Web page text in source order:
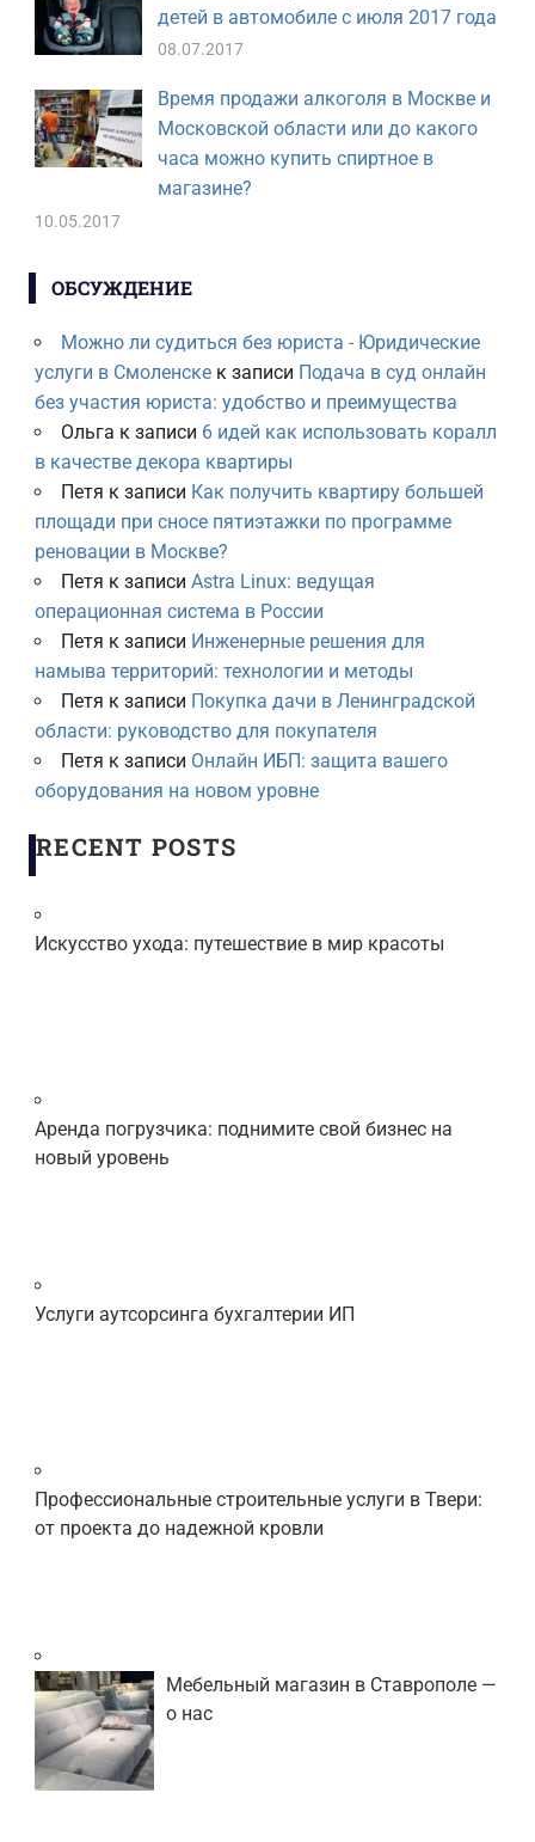
детей в автомобиле с июля 2017 года
08.07.2017
Время продажи алкоголя в Москве и
Московской области или до какого
часа можно купить спиртное в
магазине?
10.05.2017
ОБСУЖДЕНИЕ
Можно ли судиться без юриста - Юридические
услуги в Смоленскек записи Подача в суд онлайн
без участия юриста: удобство и преимущества
Ольга к записи 6 идей как использовать коралл
в качестве декора квартиры
Петя к записи Как получить квартиру большей
площади при сносе пятиэтажки по программе
реновации в Москве?
Петя к записи Astra Linux: ведущая
операционная система в России
Петя к записи Инженерные решения для
намыва территорий: технологии и методы
Петя к записи Покупка дачи в Ленинградской
области: руководство для покупателя
Петя к записи Онлайн ИБП: защита вашего
оборудования на новом уровне
RECENT POSTS
Искусство ухода: путешествие в мир красоты
Аренда погрузчика: поднимите свой бизнес на
новый уровень
Услуги аутсорсинга бухгалтерии ИП
Профессиональные строительные услуги в Твери:
от проекта до надежной кровли
Мебельный магазин в Ставрополе —
о нас